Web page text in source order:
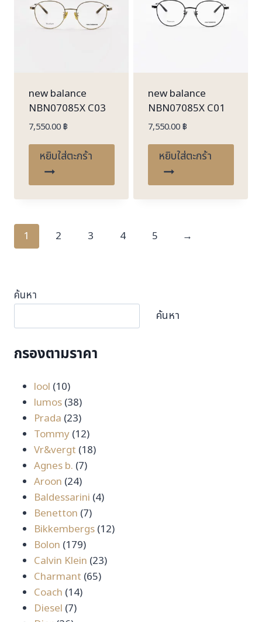
new balance
NBN07085X C03
7,550.00฿
หยิบใส่ตะกร้า
new balance
NBN07085X C01
7,550.00฿
หยิบใส่ตะกร้า
1 2 3 4 5 →
ค้นหา
ค้นหา
กรองตามราคา
lool 1010
สินค้า
lumos 3838
สินค้า
Prada 2323
สินค้า
Tommy 1212
สินค้า
Vr&vergt 1818
Agnes b. 77
Aroon 2424
สินค้า
Baldessarini 44
Benetton 77
สินค้า
Bikkembergs 1212
Bolon 179179
สินค้า
Calvin Klein 2323
Charmant 6565
Coach 1414
Diesel 77